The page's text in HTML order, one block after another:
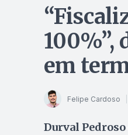
100%”,
em
Felipe Cardoso
Durval